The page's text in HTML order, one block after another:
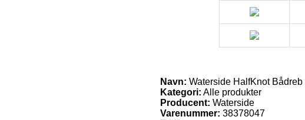
Navn: Waterside HalfKnot Bådreb
Kategori: Alle produkter
Producent: Waterside
Varenummer: 38378047